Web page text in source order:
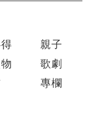
親子
歌劇
專欄